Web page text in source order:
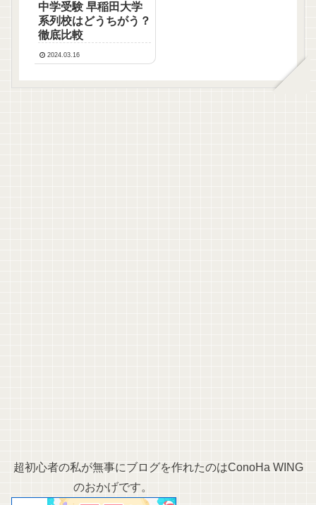
中学受験 早稲田大学
系列校はどうちがう？
徹底比較
2024.03.16
超初心者の私が無事にブログを作れたのはConoHa WING
のおかげです。